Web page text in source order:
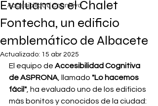
Accesibilidad cognitiva
Evaluamos el Chalet
Fontecha, un edificio
emblemático de Albacete
Actualizado: 15 abr 2025
El equipo de Accesibilidad Cognitiva
de ASPRONA , llamado "Lo hacemos
fácil" , ha evaluado uno de los edificios
más bonitos y conocidos de la ciudad: